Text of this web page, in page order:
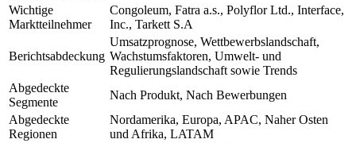
Wichtige
Marktteilnehmer
Congoleum, Fatra a.s., Polyflor Ltd., Interface,
Inc., Tarkett S.A
Berichtsabdeckung
Umsatzprognose, Wettbewerbslandschaft,
Wachstumsfaktoren, Umwelt- und
Regulierungslandschaft sowie Trends
Abgedeckte
Segmente
Nach Produkt, Nach Bewerbungen
Abgedeckte
Regionen
Nordamerika, Europa, APAC, Naher Osten
und Afrika, LATAM